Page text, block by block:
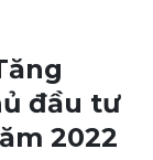
đầu tư
2022